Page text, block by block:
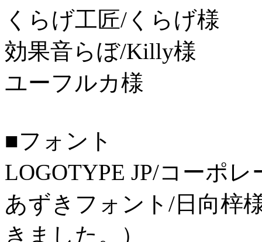
くらげ工匠/くらげ様
効果音らぼ/Killy様
ユーフルカ様
■フォント
LOGOTYPE JP/コーポ
あずきフォント/日向梓
きました。）